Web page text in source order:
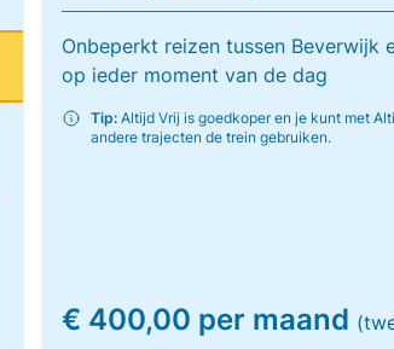
Onbeperkt reizen tussen Beverwijk
op ieder moment van de dag
Tip:Altijd Vrij is goedkoper en je kunt met
andere trajecten de trein gebruiken.
€ 400,00 per maand